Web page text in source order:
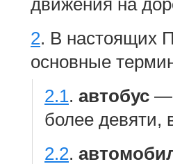
движения на
2. В настоящих
основные
2.1. автобус
более девяти,
2.2.